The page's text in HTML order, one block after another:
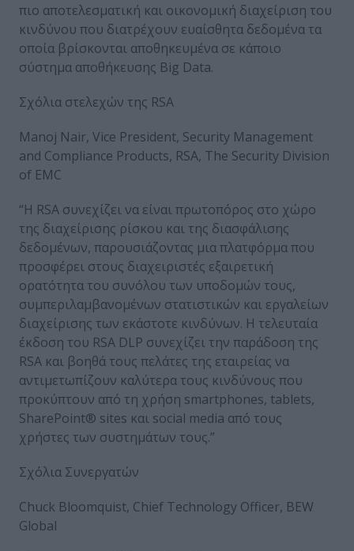
πιο αποτελεσματική και οικονομική διαχείριση του
κινδύνου που διατρέχουν ευαίσθητα δεδομένα τα
οποία βρίσκονται αποθηκευμένα σε κάποιο
σύστημα αποθήκευσης Big Data.
Σχόλια στελεχών της RSA
Manoj Nair, Vice President, Security Management
and Compliance Products, RSA, The Security Division
of EMC
“H RSA συνεχίζει να είναι πρωτοπόρος στο χώρο
της διαχείρισης ρίσκου και της διασφάλισης
δεδομένων, παρουσιάζοντας μια πλατφόρμα που
προσφέρει στους διαχειριστές εξαιρετική
ορατότητα του συνόλου των υποδομών τους,
συμπεριλαμβανομένων στατιστικών και εργαλείων
διαχείρισης των εκάστοτε κινδύνων. Η τελευταία
έκδοση του RSA DLP συνεχίζει την παράδοση της
RSA και βοηθά τους πελάτες της εταιρείας να
αντιμετωπίζουν καλύτερα τους κινδύνους που
προκύπτουν από τη χρήση smartphones, tablets,
SharePoint® sites και social media από τους
χρήστες των συστημάτων τους.”
Σχόλια Συνεργατών
Chuck Bloomquist, Chief Technology Officer, BEW
Global